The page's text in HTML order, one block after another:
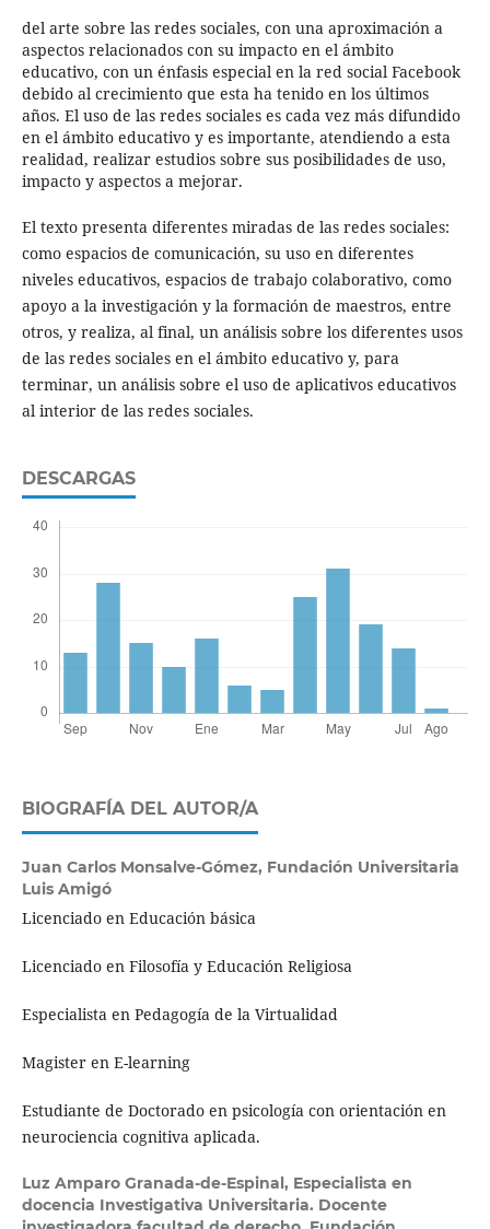
del arte sobre las redes sociales, con una aproximación a
aspectos relacionados con su impacto en el ámbito
educativo, con un énfasis especial en la red social Facebook
debido al crecimiento que esta ha tenido en los últimos
años. El uso de las redes sociales es cada vez más difundido
en el ámbito educativo y es importante, atendiendo a esta
realidad, realizar estudios sobre sus posibilidades de uso,
impacto y aspectos a mejorar.
El texto presenta diferentes miradas de las redes sociales:
como espacios de comunicación, su uso en diferentes
niveles educativos, espacios de trabajo colaborativo, como
apoyo a la investigación y la formación de maestros, entre
otros, y realiza, al final, un análisis sobre los diferentes usos
de las redes sociales en el ámbito educativo y, para
terminar, un análisis sobre el uso de aplicativos educativos
al interior de las redes sociales.
DESCARGAS
BIOGRAFÍA DEL AUTOR/A
Juan Carlos Monsalve-Gómez, Fundación Universitaria
Luis Amigó
Licenciado en Educación básica
Licenciado en Filosofía y Educación Religiosa
Especialista en Pedagogía de la Virtualidad
Magister en E-learning
Estudiante de Doctorado en psicología con orientación en
neurociencia cognitiva aplicada.
Luz Amparo Granada-de-Espinal, Especialista en
docencia Investigativa Universitaria. Docente